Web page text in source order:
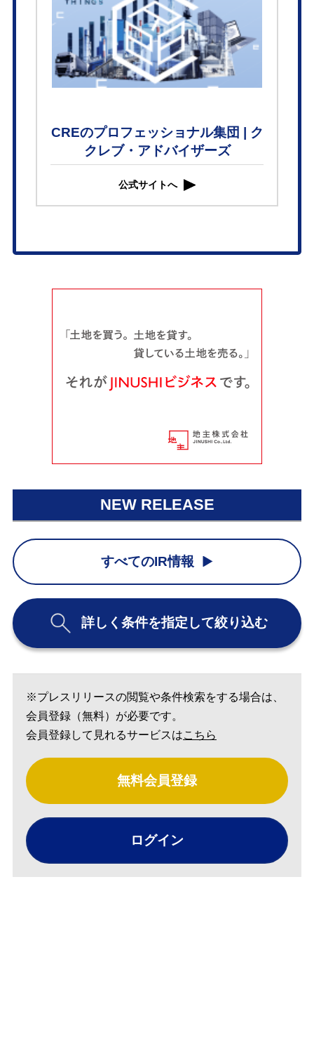
CREのプロフェッショナル集団 | ク
クレブ・アドバイザーズ
公式サイトへ
NEW RELEASE
すべてのIR情報
詳しく条件を指定して絞り込む
※プレスリリースの閲覧や条件検索をする場合は、
会員登録（無料）が必要です。
会員登録して見れるサービスはこちら
無料会員登録
ログイン